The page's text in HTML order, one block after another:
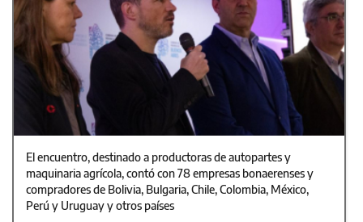
El encuentro, destinado a productoras de autopartes y
maquinaria agrícola, contó con 78 empresas bonaerenses y
compradores de Bolivia, Bulgaria, Chile, Colombia, México,
Perú y Uruguay y otros países